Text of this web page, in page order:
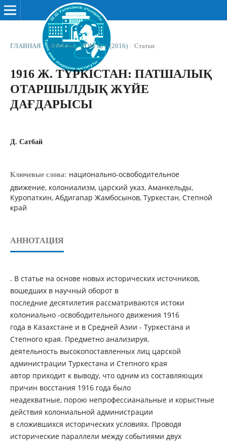
ГЛАВНАЯ / АРХИВЫ / ТОМ № 1 (2016) / Статьи
1916 Ж. ТҮРКІСТАН: ПАТШАЛЫҚ
ОТАРШЫЛДЫҚ ЖҮЙЕ
ДАҒДАРЫСЫ
Д. Сатбай
Ключевые слова: национально-освободительное
движение, колониализм, царский указ, Аманкельды,
Куропаткин, Абдигапар Жамбосынов, Туркестан, Степной
край
АННОТАЦИЯ
. В статье на основе новых исторических источников,
вошедших в научный оборот в
последние десятилетия рассматриваются истоки
колониально -освободительного движения 1916
года в Казахстане и в Средней Азии - Туркестана и
Степного края. Предметно анализируя,
деятельность высокопоставленных лиц царской
администрации Туркестана и Степного края
автор приходит к выводу, что одним из составляющих
причин восстания 1916 года было
неадекватные, порою непрофессианальные и корыстные
действия колониальной администрации
в сложившихся исторических условиях. Проводя
исторические параллели между событиями двух